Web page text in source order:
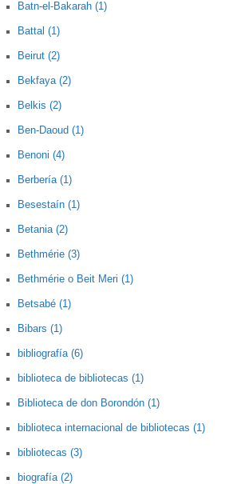
Batn-el-Bakarah (1)
Battal (1)
Beirut (2)
Bekfaya (2)
Belkis (2)
Ben-Daoud (1)
Benoni (4)
Berbería (1)
Besestaín (1)
Betania (2)
Bethmérie (3)
Bethmérie o Beit Meri (1)
Betsabé (1)
Bibars (1)
bibliografía (6)
biblioteca de bibliotecas (1)
Biblioteca de don Borondón (1)
biblioteca internacional de bibliotecas (1)
bibliotecas (3)
biografía (2)